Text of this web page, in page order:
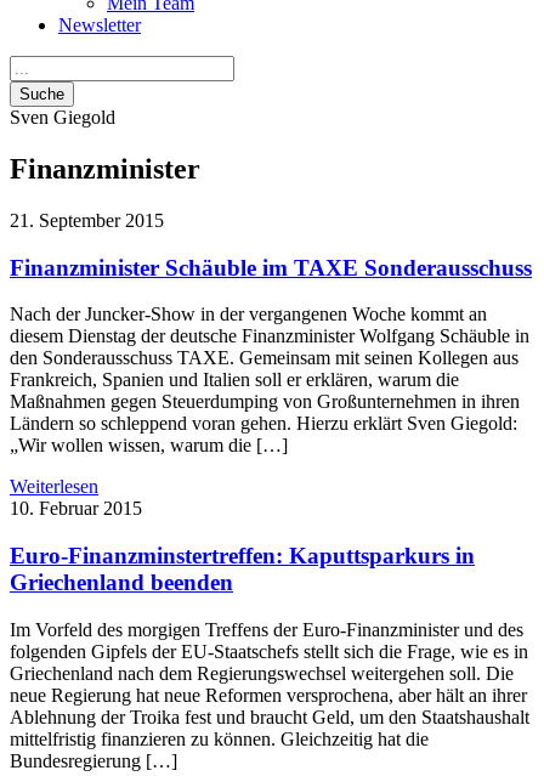
Newsletter
Suche
Sven Giegold
Finanzminister
21. September 2015
Finanzminister Schäuble im TAXE Sonderausschuss
Nach der Juncker-Show in der vergangenen Woche kommt an
diesem Dienstag der deutsche Finanzminister Wolfgang Schäuble in
den Sonderausschuss TAXE. Gemeinsam mit seinen Kollegen aus
Frankreich, Spanien und Italien soll er erklären, warum die
Maßnahmen gegen Steuerdumping von Großunternehmen in ihren
Ländern so schleppend voran gehen. Hierzu erklärt Sven Giegold:
„Wir wollen wissen, warum die […]
Weiterlesen
10. Februar 2015
Euro-Finanzminstertreffen: Kaputtsparkurs in
Griechenland beenden
Im Vorfeld des morgigen Treffens der Euro-Finanzminister und des
folgenden Gipfels der EU-Staatschefs stellt sich die Frage, wie es in
Griechenland nach dem Regierungswechsel weitergehen soll. Die
neue Regierung hat neue Reformen versprochena, aber hält an ihrer
Ablehnung der Troika fest und braucht Geld, um den Staatshaushalt
mittelfristig finanzieren zu können. Gleichzeitig hat die
Bundesregierung […]